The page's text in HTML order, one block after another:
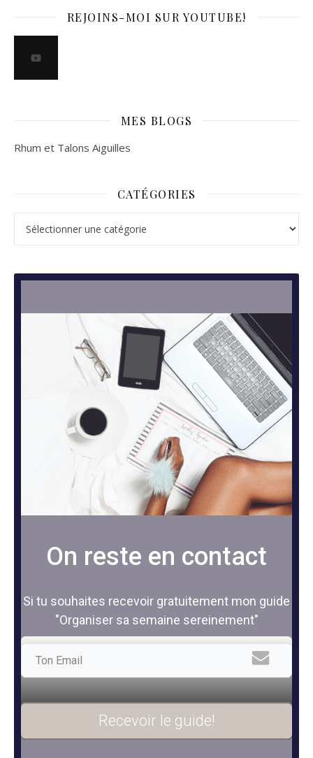
REJOINS-MOI SUR YOUTUBE!
MES BLOGS
Rhum et Talons Aiguilles
CATÉGORIES
On reste en contact
Si tu souhaites recevoir gratuitement mon guide
"Organiser sa semaine sereinement"
Recevoir le guide!